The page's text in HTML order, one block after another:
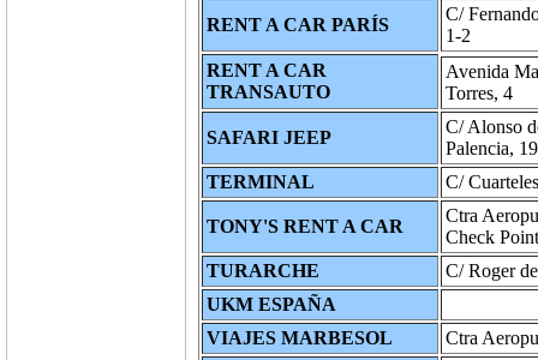
RENT A CAR PARÍS
C/
1-2
RENT A CAR
TRANSAUTO
Avenida
Torres, 4
SAFARI JEEP
C/ Alonso
Palencia, 19
TERMINAL
C/
TONY'S RENT A CAR
Ctra
Check
TURARCHE
C/ Roger
UKM ESPAÑA
VIAJES MARBESOL
Ctra